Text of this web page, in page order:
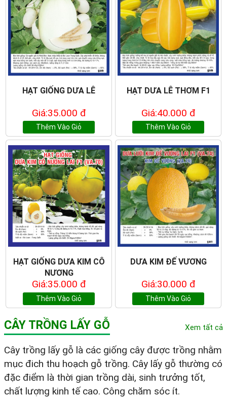
HẠT GIỐNG DƯA LÊ
Giá:35.000 đ
Thêm Vào Giỏ
HẠT DƯA LÊ THƠM F1
Giá:40.000 đ
Thêm Vào Giỏ
HẠT GIỐNG DƯA KIM CÔ
NƯƠNG
Giá:35.000 đ
Thêm Vào Giỏ
DƯA KIM ĐẾ VƯƠNG
Giá:30.000 đ
Thêm Vào Giỏ
CÂY TRỒNG LẤY GỖ Xem tất cả
Cây trồng lấy gỗ là các giống cây được trồng nhằm
mục đich thu hoạch gỗ trồng. Cây lấy gỗ thường có
đặc điểm là thời gian trồng dài, sinh trưởng tốt,
chất lượng kinh tế cao. Công chăm sóc ít.